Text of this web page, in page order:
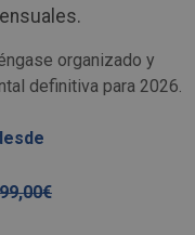
organizado y
definitiva para 2026.
99,00€